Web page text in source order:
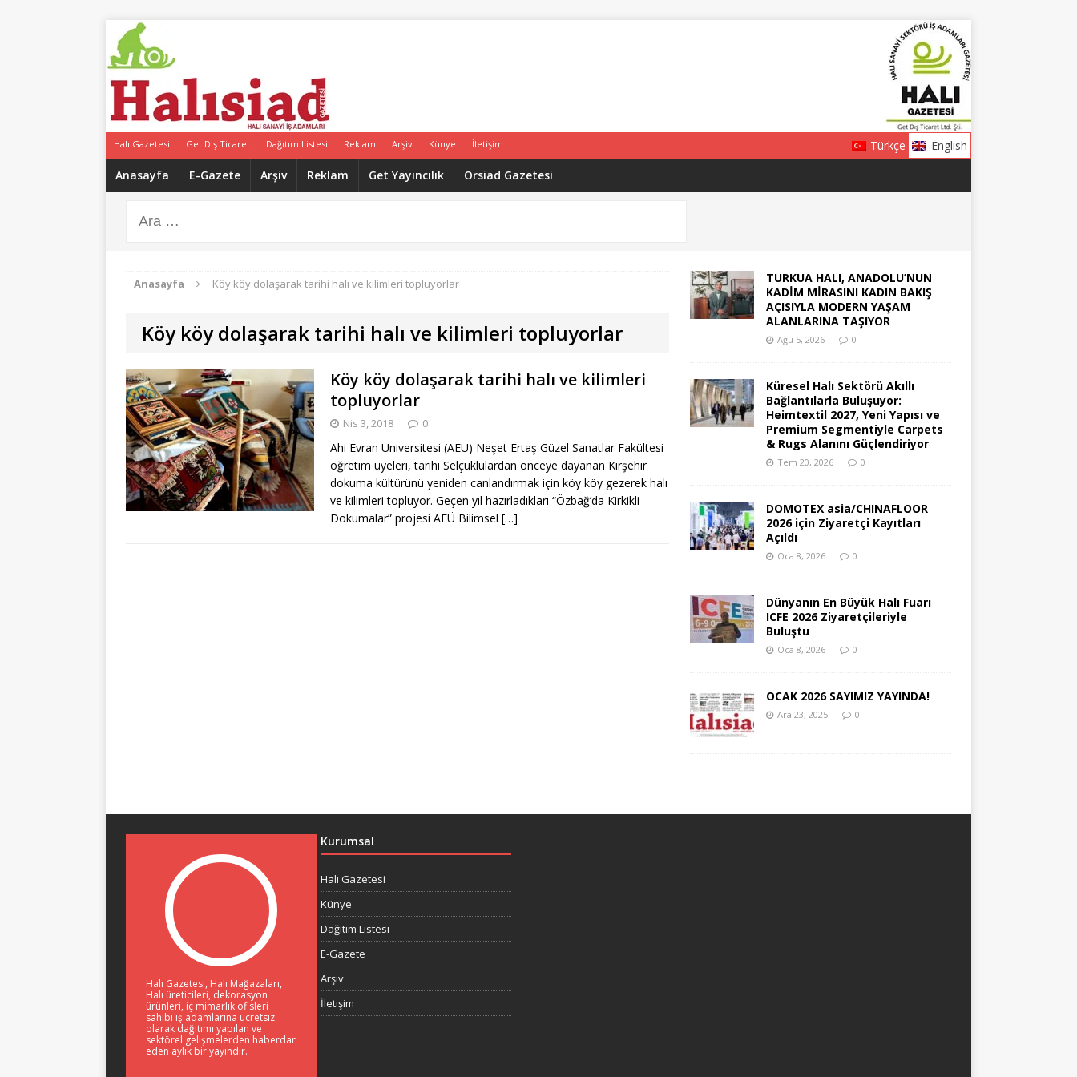
Halı Gazetesi Get Dış Ticaret Dağıtım Listesi Reklam Arşiv Künye İletişim Türkçe
English
Anasayfa
E-Gazete Arşiv Reklam Get Yayıncılık Orsiad Gazetesi
Anasayfa Köy köy dolaşarak tarihi halı ve kilimleri topluyorlar
Köy köy dolaşarak tarihi halı ve kilimleri topluyorlar
Köy köy dolaşarak tarihi halı ve kilimleri
topluyorlar
Nis 3, 2018 0
Ahi Evran Üniversitesi (AEÜ) Neşet Ertaş Güzel Sanatlar Fakültesi
öğretim üyeleri, tarihi Selçuklulardan önceye dayanan Kırşehir
dokuma kültürünü yeniden canlandırmak için köy köy gezerek halı
ve kilimleri topluyor. Geçen yıl hazırladıkları “Özbağ’da Kirkikli
Dokumalar” projesi AEÜ Bilimsel […]
TURKUA HALI, ANADOLU’NUN
KADİM MİRASINI KADIN BAKIŞ
AÇISIYLA MODERN YAŞAM
ALANLARINA TAŞIYOR
Ağu 5, 2026 0
Küresel Halı Sektörü Akıllı
Bağlantılarla Buluşuyor:
Heimtextil 2027, Yeni Yapısı ve
Premium Segmentiyle Carpets
& Rugs Alanını Güçlendiriyor
Tem 20, 2026 0
DOMOTEX asia/CHINAFLOOR
2026 için Ziyaretçi Kayıtları
Açıldı
Oca 8, 2026 0
Dünyanın En Büyük Halı Fuarı
ICFE 2026 Ziyaretçileriyle
Buluştu
Oca 8, 2026 0
OCAK 2026 SAYIMIZ YAYINDA!
Ara 23, 2025 0
Halı Gazetesi, Halı Mağazaları,
Halı üreticileri, dekorasyon
ürünleri, iç mimarlık ofisleri
sahibi iş adamlarına ücretsiz
olarak dağıtımı yapılan ve
sektörel gelişmelerden haberdar
eden aylık bir yayındır.
Kurumsal
Halı Gazetesi
Künye
Dağıtım Listesi
E-Gazete
Arşiv
İletişim